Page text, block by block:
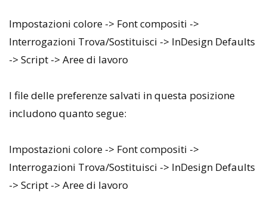
Impostazioni colore -> Font compositi ->
Interrogazioni Trova/Sostituisci -> InDesign Defaults
-> Script -> Aree di lavoro
I file delle preferenze salvati in questa posizione
includono quanto segue:
Impostazioni colore -> Font compositi ->
Interrogazioni Trova/Sostituisci -> InDesign Defaults
-> Script -> Aree di lavoro